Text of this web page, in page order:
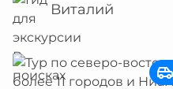
Виталий